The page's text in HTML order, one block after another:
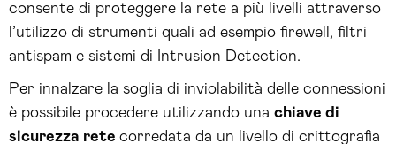
consente di proteggere la rete a più livelli attraverso
l’utilizzo di strumenti quali ad esempio firewell, filtri
antispam e sistemi di Intrusion Detection.
Per innalzare la soglia di inviolabilità delle connessioni
è possibile procedere utilizzando una chiave di
sicurezza rete corredata da un livello di crittografia